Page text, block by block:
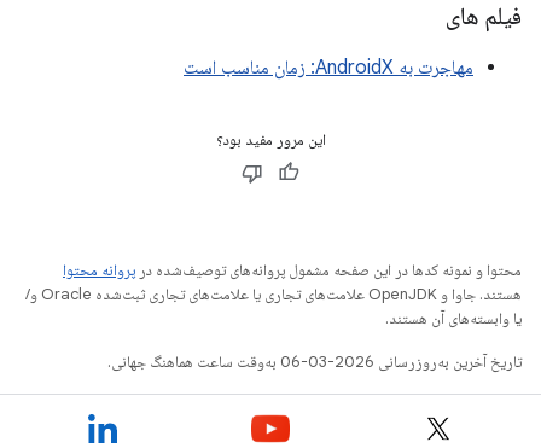
فیلم های
مهاجرت به AndroidX: زمان مناسب است
این مرور مفید بود؟
محتوا و نمونه کدها در این صفحه مشمول پروانه‌های توصیف‌شده در پروانه محتوا
هستند. جاوا و OpenJDK علامت‌های تجاری یا علامت‌های تجاری ثبت‌شده Oracle و/
یا وابسته‌های آن هستند.
تاریخ آخرین به‌روزرسانی 2026-03-06 به‌وقت ساعت هماهنگ جهانی.